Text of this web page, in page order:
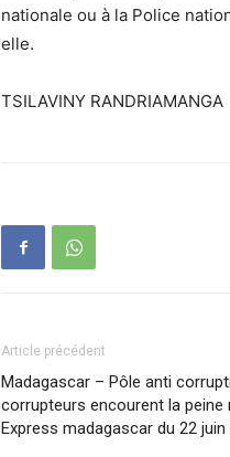
nationale ou à la Police
elle.
TSILAVINY RANDRIAMANGA
Article précédent
Madagascar – Pôle anti
corrupteurs encourent la peine
Express madagascar du 22 juin